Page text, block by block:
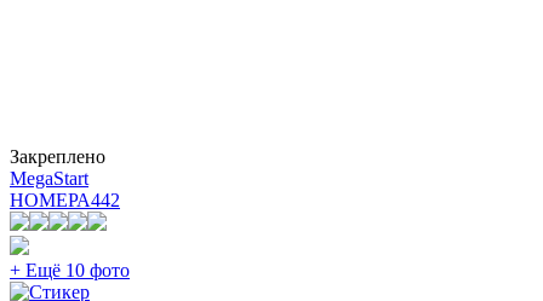
Закреплено
MegaStart
НОМЕРА442
+ Ещё 10 фото